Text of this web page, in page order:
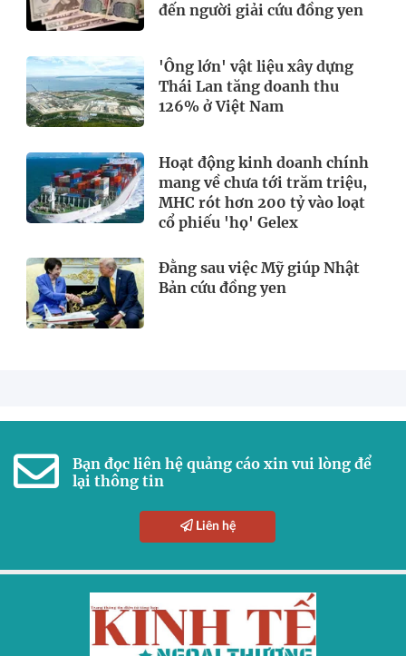
đến người giải cứu đồng yen
'Ông lớn' vật liệu xây dựng
Thái Lan tăng doanh thu
126% ở Việt Nam
Hoạt động kinh doanh chính
mang về chưa tới trăm triệu,
MHC rót hơn 200 tỷ vào loạt
cổ phiếu 'họ' Gelex
Đằng sau việc Mỹ giúp Nhật
Bản cứu đồng yen
Bạn đọc liên hệ quảng cáo xin vui lòng để
lại thông tin
Liên hệ